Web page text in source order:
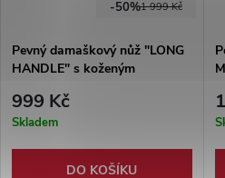
1 999 Kč
-50%
Pevný damaškový nůž "LONG
HANDLE" s koženým
999 Kč
Skladem
DO KOŠÍKU